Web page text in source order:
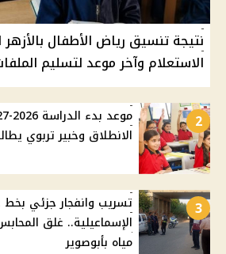
نتيجة تنسيق رياض الأطفال بالأزهر
الاستعلام وآخر موعد لتسليم
2
الانطلاق وخبير تربوي
3
تسريب وانفجار جزئي بخط
مياه بأبوصوير